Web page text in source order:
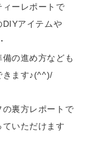
ーレポートで
DIYアイテムや
の進め方なども
きます♪(^^)/
の裏方レポートで
いただけます